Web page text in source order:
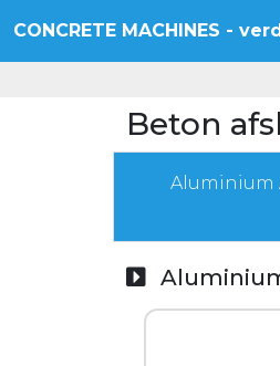
CONCRETE MACHINES -
Beton
Aluminium